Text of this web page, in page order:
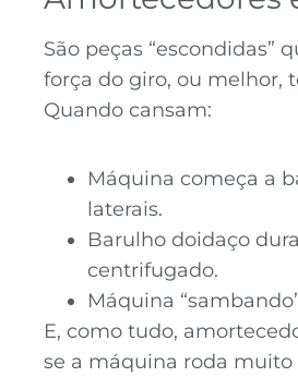
São peças “escondidas”
força do giro, ou melhor,
Quando cansam:
Máquina começa a
laterais.
Barulho doidaço
centrifugado.
Máquina
E, como tudo,
se a máquina roda muito